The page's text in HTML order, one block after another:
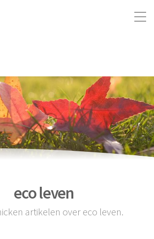
eco leven
artikelen over eco leven.